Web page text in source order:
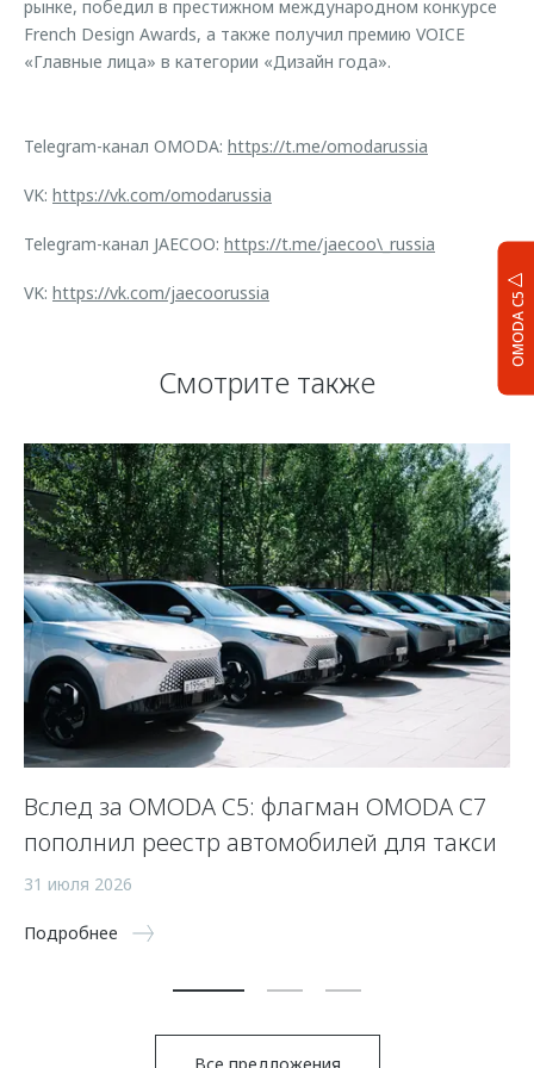
OMODA C5
рынке, победил в престижном международном конкурсе
French Design Awards, а также получил премию VOICE
«Главные лица» в категории «Дизайн года».
Telegram-канал OMODA: https://t.me/omodarussia
VK: https://vk.com/omodarussia
Telegram-канал JAECOO: https://t.me/jaecoo\_russia
VK: https://vk.com/jaecoorussia
Смотрите также
Вслед за OMODA C5: флагман OMODA C7
пополнил реестр автомобилей для такси
31 июля 2026
Подробнее